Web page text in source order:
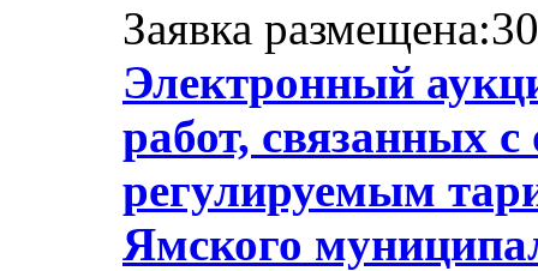
Заявка
Электронный
работ, связанных
регулируемым
Ямского